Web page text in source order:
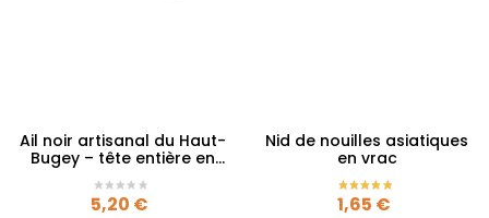
Ail noir artisanal du Haut-
Bugey – tête entière en
vrac –...
Prix
5,20 €
Nid de nouilles asiatiques
en vrac
Prix
1,65 €